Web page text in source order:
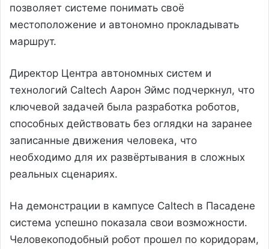
позволяет системе понимать своё
местоположение и автономно прокладывать
маршрут.
Директор Центра автономных систем и
технологий Caltech Аарон Эймс подчеркнул, что
ключевой задачей была разработка роботов,
способных действовать без оглядки на заранее
записанные движения человека, что
необходимо для их развёртывания в сложных
реальных сценариях.
На демонстрации в кампусе Caltech в Пасадене
система успешно показала свои возможности.
Человекоподобный робот прошел по коридорам,